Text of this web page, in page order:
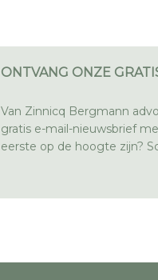
ONTVANG ONZE
Van Zinnicq Bergmann
gratis e-mail-nieuwsbrief
eerste op de hoogte zijn?